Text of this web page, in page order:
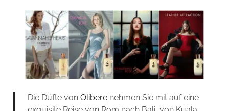
Die Düfte von Oliberenehmen Sie mit auf eine